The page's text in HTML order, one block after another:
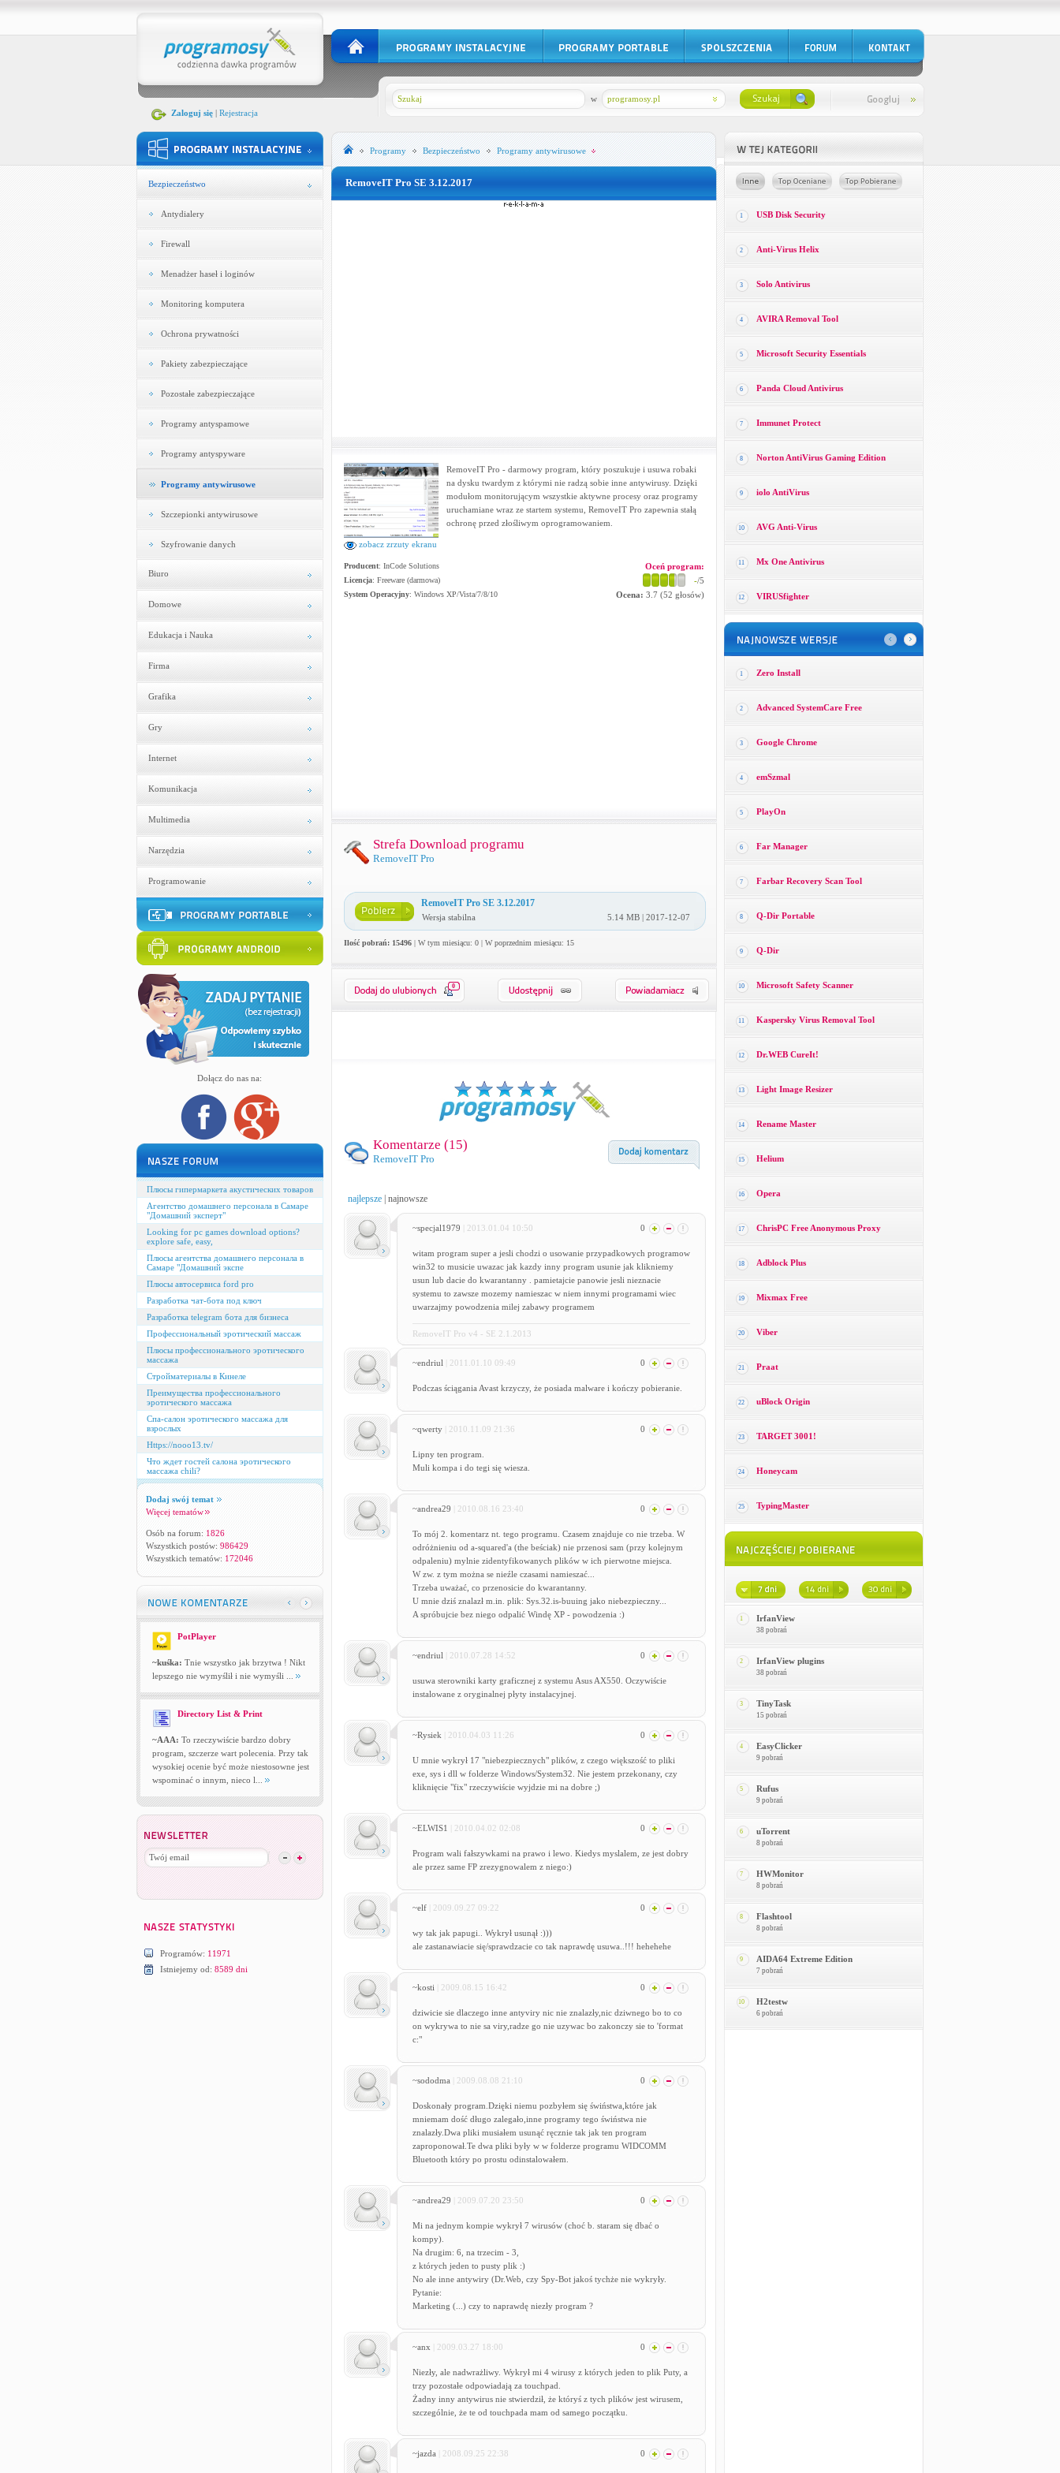
Zaloguj się| Rejestracja
programosy.pl
w
Bezpieczeństwo
Antydialery
Firewall
Menadżer haseł i loginów
Monitoring komputera
Ochrona prywatności
Pakiety zabezpieczające
Pozostałe zabezpieczające
Programy antyspamowe
Programy antyspyware
Programy antywirusowe
Szczepionki antywirusowe
Szyfrowanie danych
Biuro
Domowe
Edukacja i Nauka
Firma
Grafika
Gry
Internet
Komunikacja
Multimedia
Narzędzia
Programowanie
Dołącz do nas na:
Плюсы гипермаркета акустических товаров
Агентство домашнего персонала в Самаре
"Домашний эксперт"
Looking for pc games download options?
explore safe, easy,
Плюсы агентства домашнего персонала в
Самаре "Домашний экспе
Плюсы автосервиса ford pro
Разработка чат-бота под ключ
Разработка telegram бота для бизнеса
Профессиональный эротический массаж
Плюсы профессионального эротического
массажа
Стройматериалы в Кинеле
Преимущества профессионального
эротического массажа
Спа-салон эротического массажа для
взрослых
Https://nooo13.tv/
Что ждет гостей салона эротического
массажа chili?
Dodaj swój temat
Więcej tematów
Osób na forum: 1826
Wszystkich postów: 986429
Wszystkich tematów: 172046
PotPlayer
~kuśka: Tnie wszystko jak brzytwa ! Nikt
lepszego nie wymyślił i nie wymyśli ...
Directory List & Print
~AAA: To rzeczywiście bardzo dobry
program, szczerze wart polecenia. Przy tak
wysokiej ocenie być może niestosowne jest
wspominać o innym, nieco l...
Programów: 11971
Istniejemy od: 8589 dni
Programy Bezpieczeństwo Programy antywirusowe
RemoveIT Pro SE 3.12.2017
zobacz zrzuty ekranu
RemoveIT Pro - darmowy program, który poszukuje i usuwa robaki
na dysku twardym z którymi nie radzą sobie inne antywirusy. Dzięki
modułom monitorującym wszystkie aktywne procesy oraz programy
uruchamiane wraz ze startem systemu, RemoveIT Pro zapewnia stałą
ochronę przed złośliwym oprogramowaniem.
Producent: InCode Solutions
Licencja: Freeware (darmowa)
System Operacyjny: Windows XP/Vista/7/8/10
Oceń program:
-/5
Ocena: 3.7 (52 głosów)
Strefa Download programu
RemoveIT Pro
RemoveIT Pro SE 3.12.2017
Wersja stabilna 5.14 MB | 2017-12-07
Ilość pobrań: 15496| W tym miesiącu: 0 | W poprzednim miesiącu: 15
0
Komentarze (15)
RemoveIT Pro
najlepsze| najnowsze
~specjal1979 | 2013.01.04 10:50 0
witam program super a jesli chodzi o usowanie przypadkowych programow
win32 to musicie uwazac jak kazdy inny program usunie jak klikniemy
usun lub dacie do kwarantanny . pamietajcie panowie jesli nieznacie
systemu to zawsze mozemy namieszac w niem innymi programami wiec
uwarzajmy powodzenia milej zabawy programem
RemoveIT Pro v4 - SE 2.1.2013
~endriul | 2011.01.10 09:49 0
Podczas ściągania Avast krzyczy, że posiada malware i kończy pobieranie.
~qwerty | 2010.11.09 21:36 0
Lipny ten program.
Muli kompa i do tegi się wiesza.
~andrea29 | 2010.08.16 23:40 0
To mój 2. komentarz nt. tego programu. Czasem znajduje co nie trzeba. W
odróżnieniu od a-squared'a (the beściak) nie przenosi sam (przy kolejnym
odpaleniu) mylnie zidentyfikowanych plików w ich pierwotne miejsca.
W zw. z tym można se nieźle czasami namieszać...
Trzeba uważać, co przenosicie do kwarantanny.
U mnie dziś znalazł m.in. plik: Sys.32.is-buuing jako niebezpieczny...
A spróbujcie bez niego odpalić Windę XP - powodzenia :)
~endriul | 2010.07.28 14:52 0
usuwa sterowniki karty graficznej z systemu Asus AX550. Oczywiście
instalowane z oryginalnej płyty instalacyjnej.
~Rysiek | 2010.04.03 11:26 0
U mnie wykrył 17 "niebezpiecznych" plików, z czego większość to pliki
exe, sys i dll w folderze Windows/System32. Nie jestem przekonany, czy
kliknięcie "fix" rzeczywiście wyjdzie mi na dobre ;)
~ELWIS1 | 2010.04.02 02:08 0
Program wali fałszywkami na prawo i lewo. Kiedys myslalem, ze jest dobry
ale przez same FP zrezygnowalem z niego:)
~elf | 2009.09.27 09:22 0
wy tak jak papugi.. Wykrył usunął :)))
ale zastanawiacie się/sprawdzacie co tak naprawdę usuwa..!!! hehehehe
~kosti | 2009.08.15 16:42 0
dziwicie sie dlaczego inne antyviry nic nie znalazły,nic dziwnego bo to co
on wykrywa to nie sa viry,radze go nie uzywac bo zakonczy sie to 'format
c:"
~sododma | 2009.08.08 21:10 0
Doskonały program.Dzięki niemu pozbyłem się świństwa,które jak
mniemam dość długo zalegało,inne programy tego świństwa nie
znalazły.Dwa pliki musiałem usunąć ręcznie tak jak ten program
zaproponował.Te dwa pliki były w w folderze programu WIDCOMM
Bluetooth który po prostu odinstalowałem.
~andrea29 | 2009.07.20 23:50 0
Mi na jednym kompie wykrył 7 wirusów (choć b. staram się dbać o
kompy).
Na drugim: 6, na trzecim - 3,
z których jeden to pusty plik :)
No ale inne antywiry (Dr.Web, czy Spy-Bot jakoś tychże nie wykryły.
Pytanie:
Marketing (...) czy to naprawdę niezły program ?
~anx | 2009.03.27 18:00 0
Niezły, ale nadwrażliwy. Wykrył mi 4 wirusy z których jeden to plik Puty, a
trzy pozostałe odpowiadają za touchpad.
Żadny inny antywirus nie stwierdził, że któryś z tych plików jest wirusem,
szczególnie, że te od touchpada mam od samego początku.
~jazda | 2008.09.25 22:38 0
1 USB Disk Security
2 Anti-Virus Helix
3 Solo Antivirus
4 AVIRA Removal Tool
5 Microsoft Security Essentials
6 Panda Cloud Antivirus
7 Immunet Protect
8 Norton AntiVirus Gaming Edition
9 iolo AntiVirus
10 AVG Anti-Virus
11 Mx One Antivirus
12 VIRUSfighter
1 Zero Install
2 Advanced SystemCare Free
3 Google Chrome
4 emSzmal
5 PlayOn
6 Far Manager
7 Farbar Recovery Scan Tool
8 Q-Dir Portable
9 Q-Dir
10 Microsoft Safety Scanner
11 Kaspersky Virus Removal Tool
12 Dr.WEB CureIt!
13 Light Image Resizer
14 Rename Master
15 Helium
16 Opera
17 ChrisPC Free Anonymous Proxy
18 Adblock Plus
19 Mixmax Free
20 Viber
21 Praat
22 uBlock Origin
23 TARGET 3001!
24 Honeycam
25 TypingMaster
1 IrfanView
38 pobrań
2 IrfanView plugins
38 pobrań
3 TinyTask
15 pobrań
4 EasyClicker
9 pobrań
5 Rufus
9 pobrań
6 uTorrent
8 pobrań
7 HWMonitor
8 pobrań
8 Flashtool
8 pobrań
9 AIDA64 Extreme Edition
7 pobrań
10 H2testw
6 pobrań